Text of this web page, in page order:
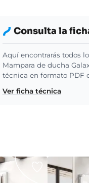
Consulta la
Aquí encontrarás todos
Mampara de ducha
técnica en formato PDF
Ver ficha técnica